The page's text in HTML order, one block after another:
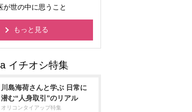
が世の中に思うこと
もっと見る
川島海荷さんと学ぶ 日常に
潜む“人身取引”のリアル
オリコンタイアップ特集